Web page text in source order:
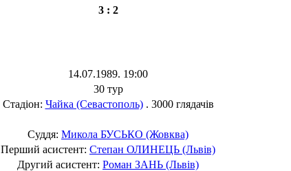
3 : 2
14.07.1989. 19:00
30 тур
Стадіон: Чайка (Севастополь). 3000 глядачів
Суддя: Микола БУСЬКО (Жовква)
Перший асистент: Степан ОЛИНЕЦЬ (Львів)
Другий асистент: Роман ЗАНЬ (Львів)